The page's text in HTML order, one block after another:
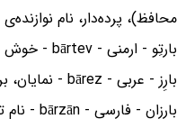
محافظ)، پرده‌دار، نام
بارتِو - ارمنی - bārtev - خوش قامت
بارِز - عربی - bārez - نمایان، برآمده
بارزان - فارسی - bārzān - نام تبار بارزان پیش از اسلام